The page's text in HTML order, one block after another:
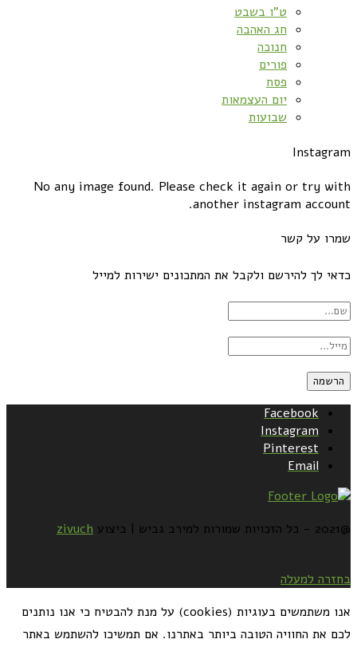
ט”ו בשבט
חג האהבה
חנוכה
פורים
פסח
יום העצמאות
שבועות
Instagram
No any image found. Please check it again or try with
another instagram account.
שמרו על קשר
כדאי לך להירשם ולקבל את המתכונים ישירות למייל
Facebook
Instagram
Pinterest
Email
@2021 - כל הזכויות שמורות למירב גביש | ביצוע zivuch
בחזרה למעלה
אנו משתמשים בעוגיות (cookies) על מנת להבטיח כי אנו נותנים
לכם את החוויה הטובה ביותר באתרנו. אם תמשיכו להשתמש באתר